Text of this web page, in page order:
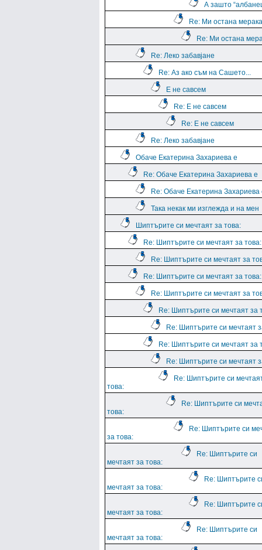
А зашто
Re: Ми остана
Re: Ми остана
Re: Леко забавјане
Re: Аз ако съм на Сашето...
Е не савсем
Re: Е не савсем
Re: Е не савсем
Re: Леко забавјане
Обаче Екатерина Захариева е
Re: Обаче Екатерина Захариева е
Re: Обаче Екатерина Захариева
Така некак ми изглежда и на мен
Шиптърите си мечтаят за това:
Re: Шиптърите си мечтаят за това:
Re: Шиптърите си мечтаят за
Re: Шиптърите си мечтаят за това:
Re: Шиптърите си мечтаят за
Re: Шиптърите си мечтаят за
Re: Шиптърите си мечтаят
Re: Шиптърите си мечтаят за
Re: Шиптърите си мечтаят
Re: Шиптърите си
това:
Re: Шиптърите си
това:
Re: Шиптърите си
за това:
Re: Шиптърите си
мечтаят за това:
Re: Шиптърите
мечтаят за това:
Re: Шиптърите
мечтаят за това:
Re: Шиптърите си
мечтаят за това: